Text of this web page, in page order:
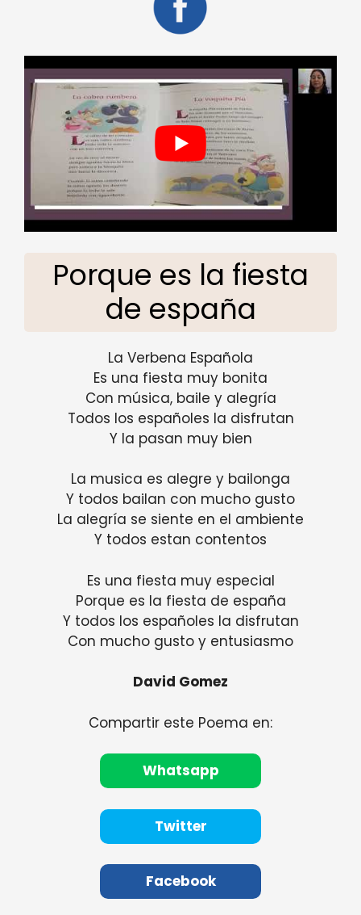
Porque es la fiesta
de españa
La Verbena Española
Es una fiesta muy bonita
Con música, baile y alegría
Todos los españoles la disfrutan
Y la pasan muy bien
La musica es alegre y bailonga
Y todos bailan con mucho gusto
La alegría se siente en el ambiente
Y todos estan contentos
Es una fiesta muy especial
Porque es la fiesta de españa
Y todos los españoles la disfrutan
Con mucho gusto y entusiasmo
David Gomez
Compartir este Poema en:
Whatsapp
Twitter
Facebook